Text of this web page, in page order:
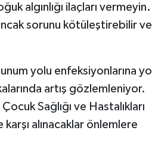
algınlığı ilaçları vermeyin.
sorunu kötüleştirebilir ve
yolu enfeksiyonlarına yol
artış gözlemleniyor.
Sağlığı ve Hastalıkları
alınacaklar önlemlere